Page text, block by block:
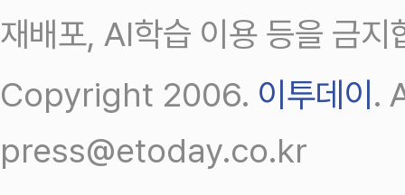
재배포, AI학습 이용 등을 금지
Copyright 2006. 이투데이 .
press@etoday.co.kr